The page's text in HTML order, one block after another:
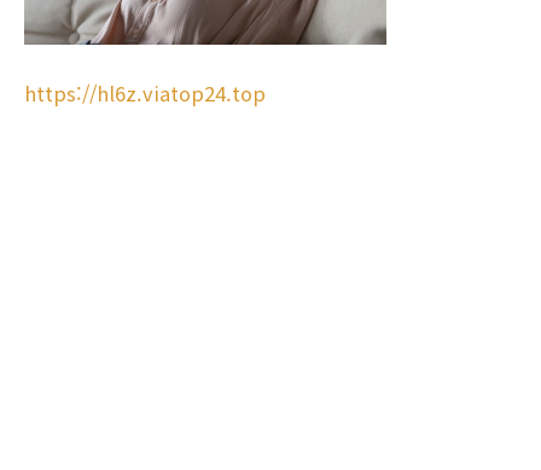
https://hl6z.viatop24.top